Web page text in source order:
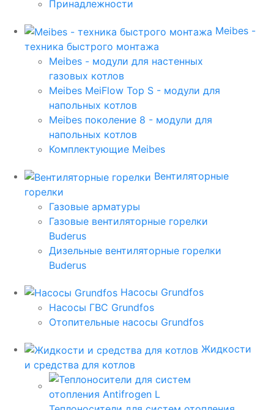
Принадлежности
Meibes -
техника быстрого монтажа
Meibes - модули для настенных
газовых котлов
Meibes MeiFlow Top S - модули для
напольных котлов
Meibes поколение 8 - модули для
напольных котлов
Комплектующие Meibes
Вентиляторные
горелки
Газовые арматуры
Газовые вентиляторные горелки
Buderus
Дизельные вентиляторные горелки
Buderus
Насосы Grundfos
Насосы ГВС Grundfos
Отопительные насосы Grundfos
Жидкости
и средства для котлов